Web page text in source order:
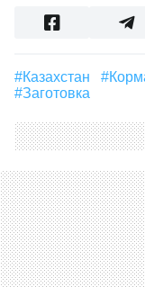
#Казахстан
#заготовка